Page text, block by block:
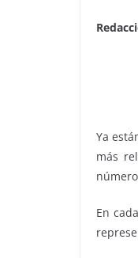
Ya
más
En